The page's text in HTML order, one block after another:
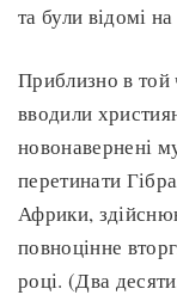
та були відомі
Приблизно в той
вводили
новонавернені
перетинати
Африки,
повноцінне
році. (Два